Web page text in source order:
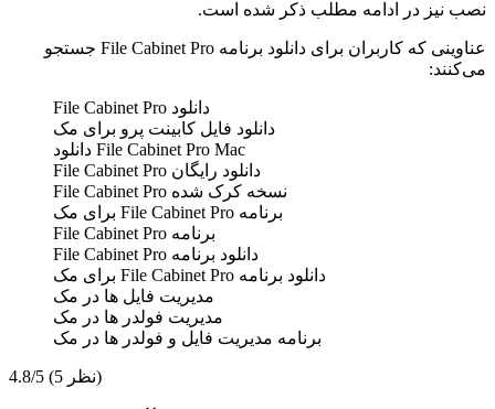
نصب نیز در ادامه مطلب ذکر شده است.
عناوینی که کاربران برای دانلود برنامه File Cabinet Pro جستجو
می‌کنند:
دانلود File Cabinet Pro
دانلود فایل کابینت پرو برای مک
File Cabinet Pro Mac دانلود
دانلود رایگان File Cabinet Pro
نسخه کرک شده File Cabinet Pro
برنامه File Cabinet Pro برای مک
برنامه File Cabinet Pro
دانلود برنامه File Cabinet Pro
دانلود برنامه File Cabinet Pro برای مک
مدیریت فایل ها در مک
مدیریت فولدر ها در مک
برنامه مدیریت فایل و فولدر ها در مک
4.8/5 (5 نظر)